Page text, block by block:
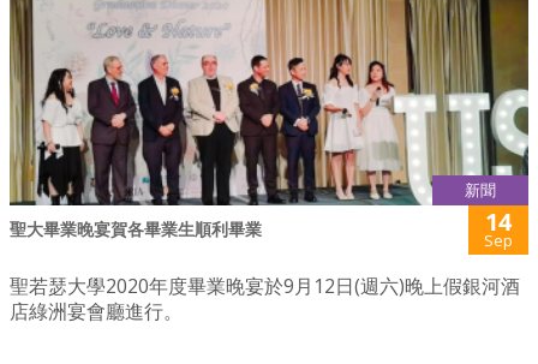
新聞
聖大畢業晚宴賀各畢業生順利畢業 14
Sep
聖若瑟大學2020年度畢業晚宴於9月12日(週六)晚上假銀河酒
店綠洲宴會廳進行。